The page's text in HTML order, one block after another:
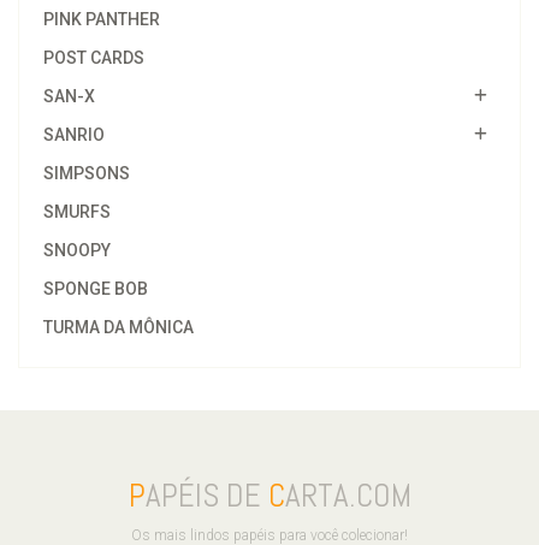
PINK PANTHER
POST CARDS
SAN-X
SANRIO
SIMPSONS
SMURFS
SNOOPY
SPONGE BOB
TURMA DA MÔNICA
PAPÉIS DE CARTA.COM
Os mais lindos papéis para você colecionar!